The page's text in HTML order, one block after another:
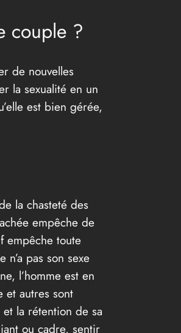
couple ?
de nouvelles
la sexualité en un
est bien gérée,
la chasteté des
empêche de
empêche toute
pas son sexe
l’homme est en
et autres sont
la rétention de sa
ou cadre, sentir